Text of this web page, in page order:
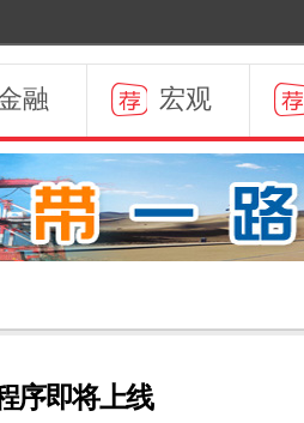
融 宏观
序即将上线